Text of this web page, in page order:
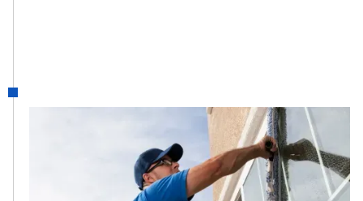
BRUCCO
Brucco (Brussels Cleaning Company) werd